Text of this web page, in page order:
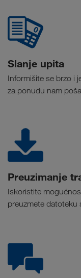
Slanje upita
Informišite se brzo i
za ponudu nam
Preuzimanje
Iskoristite
preuzmete